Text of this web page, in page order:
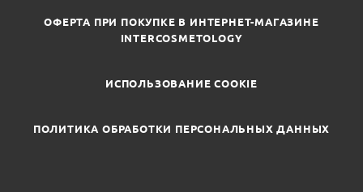
ОФЕРТА ПРИ ПОКУПКЕ В ИНТЕРНЕТ-МАГАЗИНЕ
INTERCOSMETOLOGY
ИСПОЛЬЗОВАНИЕ COOKIE
ПОЛИТИКА ОБРАБОТКИ ПЕРСОНАЛЬНЫХ ДАННЫХ